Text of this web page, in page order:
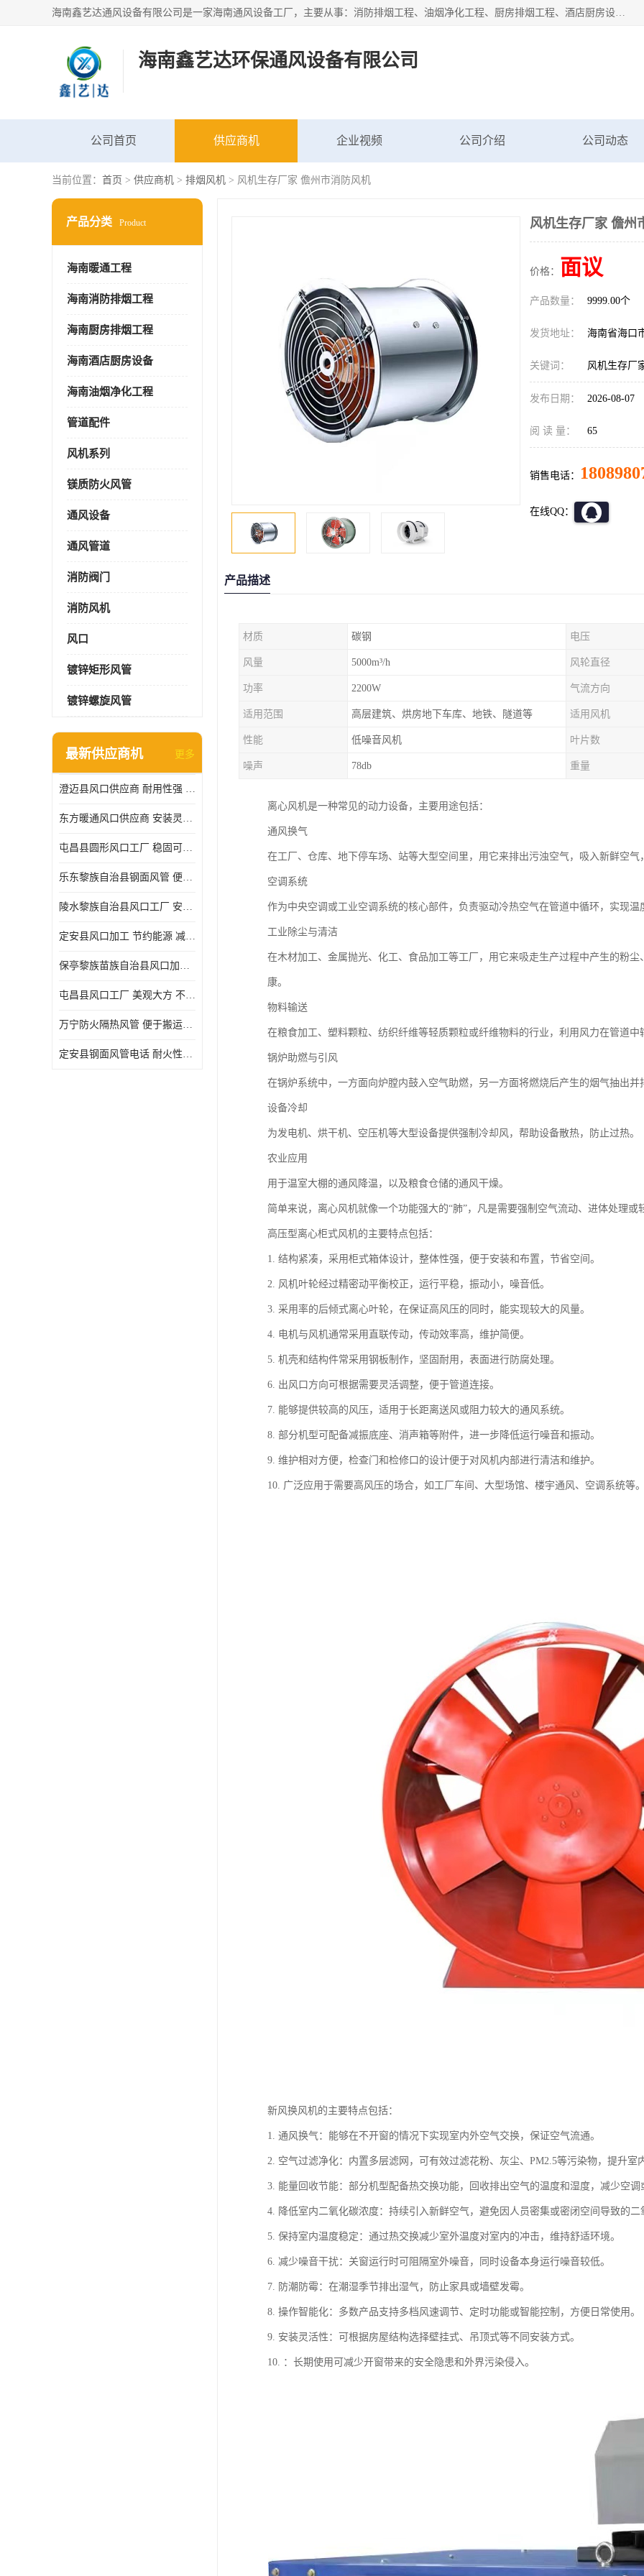
海南鑫艺达通风设备有限公司是一家海南通风设备工厂，主要从事：消防排烟工程、油烟净化工程、厨房排烟工程、酒店厨房设备、新风排风系统、镀锌铁皮管道加工、暖通工程、通风管道安装、消防火阀百叶风口等业务。公司拥有管道及配件一体化工厂生产线，良好的售后服务，良好的设计团队，良好的施工团队、良好管理人员，掌握畅通丰富的信息、市场渠道。
海南鑫艺达环保通风设备有限公司
公司首页 供应商机 企业视频 公司介绍 公司动态
当前位置： 首页 > 供应商机 > 排烟风机 > 风机生存厂家 儋州市消防风机
产品分类 Product
海南暖通工程
海南消防排烟工程
海南厨房排烟工程
海南酒店厨房设备
海南油烟净化工程
管道配件
风机系列
镁质防火风管
通风设备
通风管道
消防阀门
消防风机
风口
镀锌矩形风管
镀锌螺旋风管
最新供应商机 更多
澄迈县风口供应商 耐用性强 能够减少能源消耗
东方暖通风口供应商 安装灵活 调节功能强
屯昌县圆形风口工厂 稳固可靠 方便清洁和维修
乐东黎族自治县钢面风管 便于搬运和安装 能够抵抗高温和火灾
陵水黎族自治县风口工厂 安装简便 安装也相对容易
定安县风口加工 节约能源 减少能量损失
保亭黎族苗族自治县风口加工 减少能耗 以适应不同的需求
屯昌县风口工厂 美观大方 不仅具有实用功能
万宁防火隔热风管 便于搬运和安装 良好的导热性能
定安县钢面风管电话 耐火性能好 能够抵抗高温和火灾
风机生存厂家 儋州
价格： 面议
产品数量： 9999.00个
发货地址： 海南省海口
关键词： 风机生存厂
发布日期： 2026-08-07
阅 读 量： 65
销售电话：
在线QQ：
产品描述
材质 碳钢 电压
风量 5000m³/h 风轮直径
功率 2200W 气流方向
适用范围 高层建筑、烘房地下车库、地铁、隧道等 适用风机
性能 低噪音风机 叶片数
噪声 78db 重量
离心风机是一种常见的动力设备，主要用途包括：
通风换气
在工厂、仓库、地下停车场、站等大型空间里，用它来排出污浊空气，吸入新鲜空气
空调系统
作为中央空调或工业空调系统的核心部件，负责驱动冷热空气在管道中循环，实现温
工业除尘与清洁
在木材加工、金属抛光、化工、食品加工等工厂，用它来吸走生产过程中产生的粉
康。
物料输送
在粮食加工、塑料颗粒、纺织纤维等轻质颗粒或纤维物料的行业，利用风力在管道
锅炉助燃与引风
在锅炉系统中，一方面向炉膛内鼓入空气助燃，另一方面将燃烧后产生的烟气抽出并
设备冷却
为发电机、烘干机、空压机等大型设备提供强制冷却风，帮助设备散热，防止过热。
农业应用
用于温室大棚的通风降温，以及粮食仓储的通风干燥。
简单来说，离心风机就像一个功能强大的“肺”，凡是需要强制空气流动、进体处理
高压型离心柜式风机的主要特点包括：
1. 结构紧凑，采用柜式箱体设计，整体性强，便于安装和布置，节省空间。
2. 风机叶轮经过精密动平衡校正，运行平稳，振动小，噪音低。
3. 采用率的后倾式离心叶轮，在保证高风压的同时，能实现较大的风量。
4. 电机与风机通常采用直联传动，传动效率高，维护简便。
5. 机壳和结构件常采用钢板制作，坚固耐用，表面进行防腐处理。
6. 出风口方向可根据需要灵活调整，便于管道连接。
7. 能够提供较高的风压，适用于长距离送风或阻力较大的通风系统。
8. 部分机型可配备减振底座、消声箱等附件，进一步降低运行噪音和振动。
9. 维护相对方便，检查门和检修口的设计便于对风机内部进行清洁和维护。
10. 广泛应用于需要高风压的场合，如工厂车间、大型场馆、楼宇通风、空调系统等
新风换风机的主要特点包括：
1. 通风换气：能够在不开窗的情况下实现室内外空气交换，保证空气流通。
2. 空气过滤净化：内置多层滤网，可有效过滤花粉、灰尘、PM2.5等污染物，提升室
3. 能量回收节能：部分机型配备热交换功能，回收排出空气的温度和湿度，减少空调
4. 降低室内二氧化碳浓度：持续引入新鲜空气，避免因人员密集或密闭空间导致的二
5. 保持室内温度稳定：通过热交换减少室外温度对室内的冲击，维持舒适环境。
6. 减少噪音干扰：关窗运行时可阻隔室外噪音，同时设备本身运行噪音较低。
7. 防潮防霉：在潮湿季节排出湿气，防止家具或墙壁发霉。
8. 操作智能化：多数产品支持多档风速调节、定时功能或智能控制，方便日常使用。
9. 安装灵活性：可根据房屋结构选择壁挂式、吊顶式等不同安装方式。
10. ：长期使用可减少开窗带来的安全隐患和外界污染侵入。